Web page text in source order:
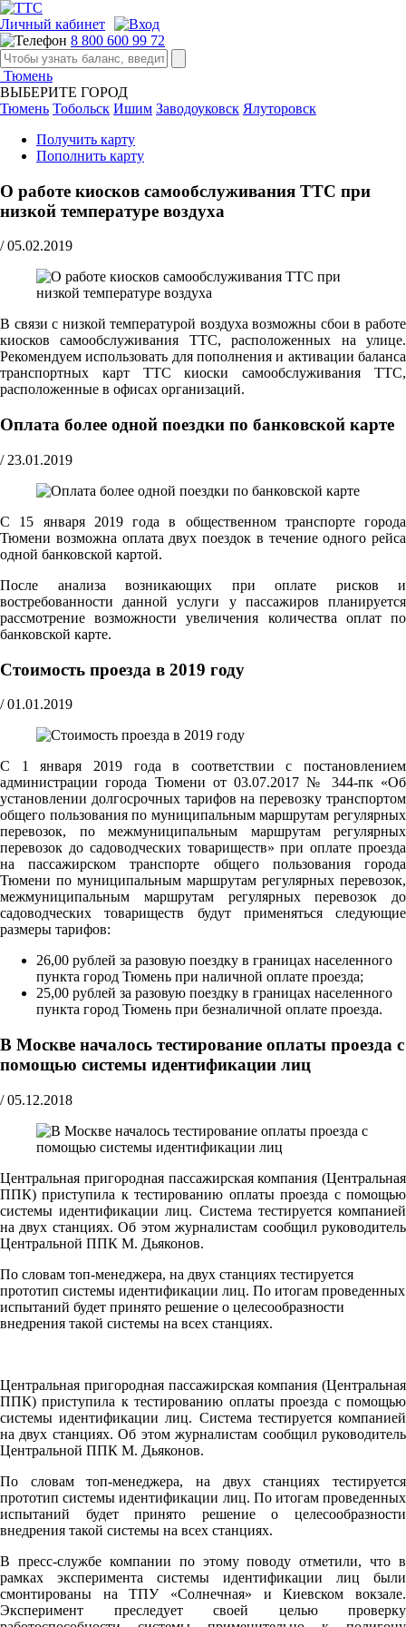
Личный кабинет
8 800 600 99 72
Тюмень
ВЫБЕРИТЕ ГОРОД
Тюмень Тобольск Ишим Заводоуковск Ялуторовск
Получить карту
Пополнить карту
О работе киосков самообслуживания ТТС при
низкой температуре воздуха
/ 05.02.2019
В связи с низкой температурой воздуха возможны сбои в работе
киосков самообслуживания ТТС, расположенных на улице.
Рекомендуем использовать для пополнения и активации баланса
транспортных карт ТТС киоски самообслуживания ТТС,
расположенные в офисах организаций.
Оплата более одной поездки по банковской карте
/ 23.01.2019
С 15 января 2019 года в общественном транспорте города
Тюмени возможна оплата двух поездок в течение одного рейса
одной банковской картой.
После анализа возникающих при оплате рисков и
востребованности данной услуги у пассажиров планируется
рассмотрение возможности увеличения количества оплат по
банковской карте.
Стоимость проезда в 2019 году
/ 01.01.2019
С 1 января 2019 года в соответствии с постановлением
администрации города Тюмени от 03.07.2017 № 344-пк «Об
установлении долгосрочных тарифов на перевозку транспортом
общего пользования по муниципальным маршрутам регулярных
перевозок, по межмуниципальным маршрутам регулярных
перевозок до садоводческих товариществ» при оплате проезда
на пассажирском транспорте общего пользования города
Тюмени по муниципальным маршрутам регулярных перевозок,
межмуниципальным маршрутам регулярных перевозок до
садоводческих товариществ будут применяться следующие
размеры тарифов:
26,00 рублей за разовую поездку в границах населенного
пункта город Тюмень при наличной оплате проезда;
25,00 рублей за разовую поездку в границах населенного
пункта город Тюмень при безналичной оплате проезда.
В Москве началось тестирование оплаты проезда с
помощью системы идентификации лиц
/ 05.12.2018
Центральная пригородная пассажирская компания (Центральная
ППК) приступила к тестированию оплаты проезда с помощью
системы идентификации лиц. Система тестируется компанией
на двух станциях. Об этом журналистам сообщил руководитель
Центральной ППК М. Дьяконов.
По словам топ-менеджера, на двух станциях тестируется
прототип системы идентификации лиц. По итогам проведенных
испытаний будет принято решение о целесообразности
внедрения такой системы на всех станциях.
Центральная пригородная пассажирская компания (Центральная
ППК) приступила к тестированию оплаты проезда с помощью
системы идентификации лиц. Система тестируется компанией
на двух станциях. Об этом журналистам сообщил руководитель
Центральной ППК М. Дьяконов.
По словам топ-менеджера, на двух станциях тестируется
прототип системы идентификации лиц. По итогам проведенных
испытаний будет принято решение о целесообразности
внедрения такой системы на всех станциях.
В пресс-службе компании по этому поводу отметили, что в
рамках эксперимента системы идентификации лиц были
смонтированы на ТПУ «Солнечная» и Киевском вокзале.
Эксперимент преследует своей целью проверку